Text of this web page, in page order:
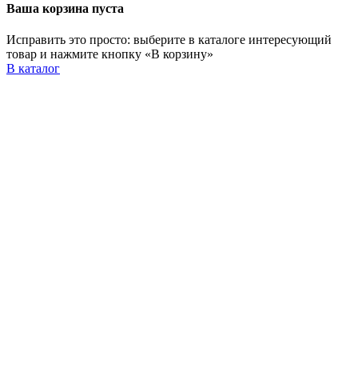
Ваша корзина пуста
Исправить это просто: выберите в каталоге интересующий
товар и нажмите кнопку «В корзину»
В каталог